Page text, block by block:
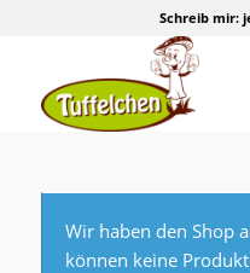
Schreib mir:
Wir haben den Shop
können keine